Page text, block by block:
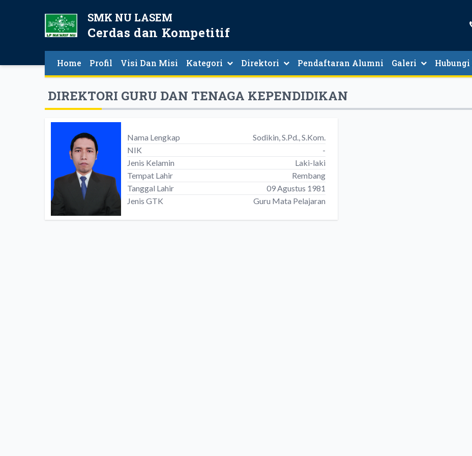
SMK NU LASEM
Cerdas dan Kompetitif
Home Profil Visi Dan Misi Kategori Direktori Pendaftaran Alumni Galeri
DIREKTORI GURU DAN TENAGA KEPENDIDIKAN
Nama Lengkap
Sodikin, S.Pd., S.Kom.
NIK
-
Jenis Kelamin
Laki-laki
Tempat Lahir
Rembang
Tanggal Lahir
09 Agustus 1981
Jenis GTK
Guru Mata Pelajaran